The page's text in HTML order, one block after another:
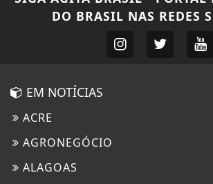
DO BRASIL NAS REDES
EM NOTÍCIAS
ACRE
AGRONEGÓCIO
ALAGOAS